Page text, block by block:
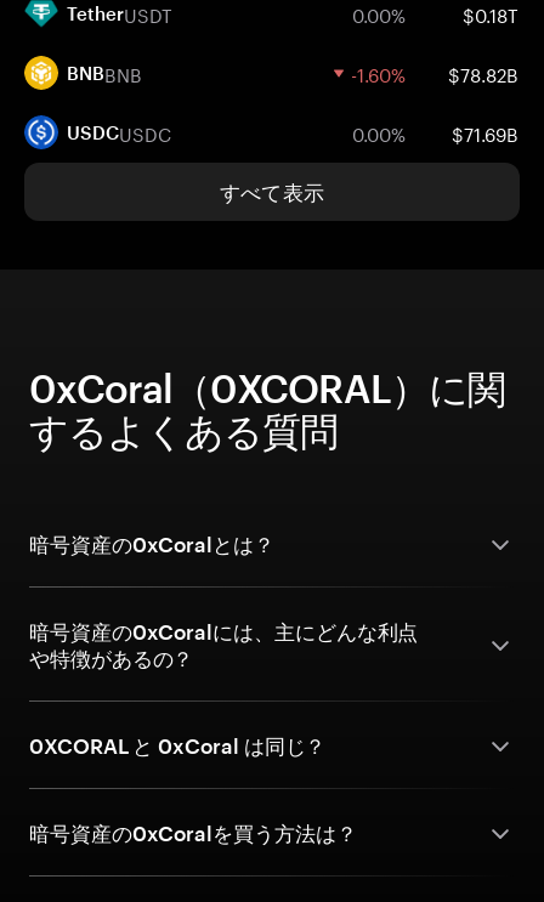
TetherUSDT 0.00% $0.18T
BNBBNB -1.60% $78.82B
USDCUSDC 0.00% $71.69B
すべて表示
0xCoral（0XCORAL）に関
するよくある質問
暗号資産の0xCoralとは？
暗号資産の0xCoralには、主にどんな利点
や特徴があるの？
0XCORAL と 0xCoral は同じ？
暗号資産の0xCoralを買う方法は？